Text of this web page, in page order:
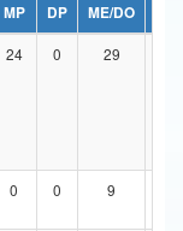
MP DP ME/DO
24 0 29
0 0 9